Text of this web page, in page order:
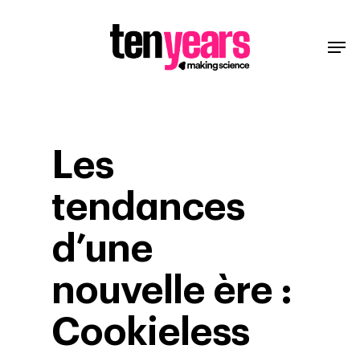
Les
tendances
d’une
nouvelle ère :
Cookieless